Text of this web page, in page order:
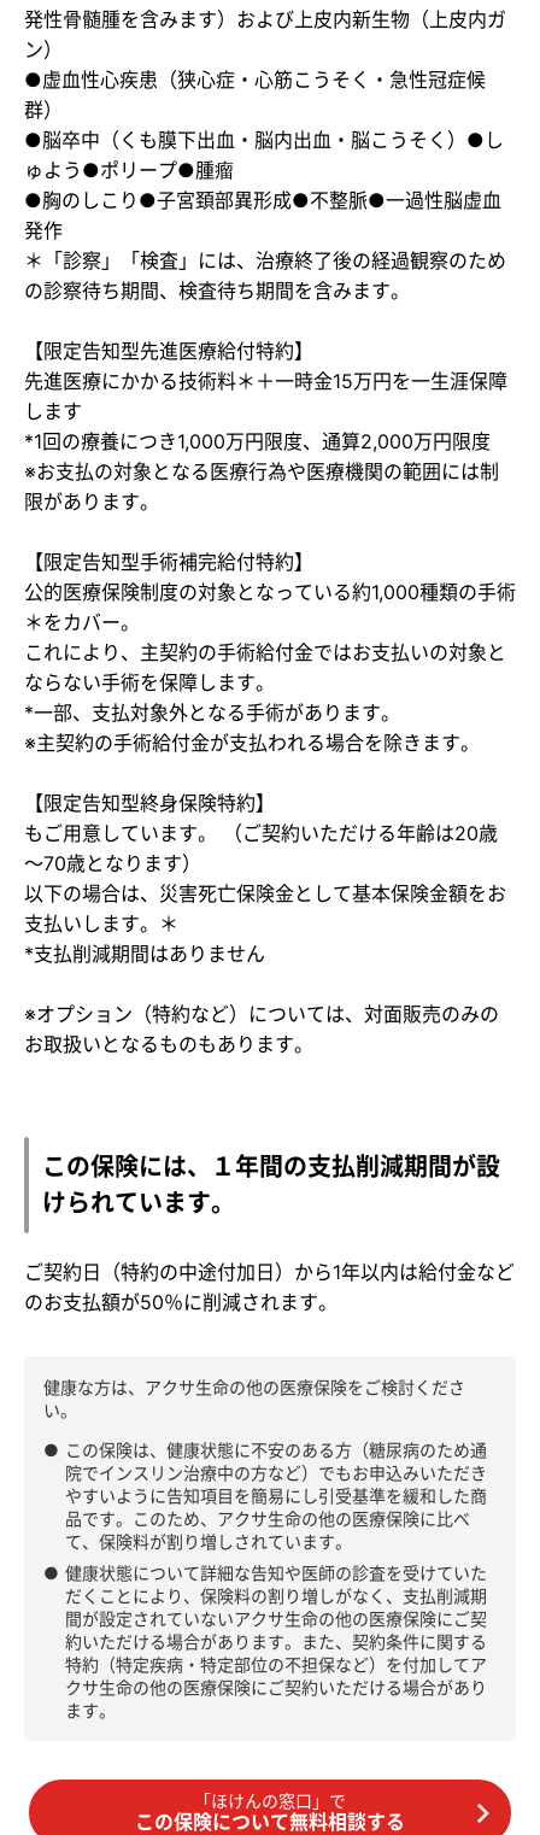
発性骨髄腫を含みます）および上皮内新生物（上皮内ガ
ン）
●虚血性心疾患（狭心症・心筋こうそく・急性冠症候
群）
●脳卒中（くも膜下出血・脳内出血・脳こうそく）●し
ゅよう●ポリープ●腫瘤
●胸のしこり●子宮頚部異形成●不整脈●一過性脳虚血
発作
＊「診察」「検査」には、治療終了後の経過観察のため
の診察待ち期間、検査待ち期間を含みます。
【限定告知型先進医療給付特約】
先進医療にかかる技術料＊＋一時金15万円を一生涯保障
します
*1回の療養につき1,000万円限度、通算2,000万円限度
※お支払の対象となる医療行為や医療機関の範囲には制
限があります。
【限定告知型手術補完給付特約】
公的医療保険制度の対象となっている約1,000種類の手術
＊をカバー。
これにより、主契約の手術給付金ではお支払いの対象と
ならない手術を保障します。
*一部、支払対象外となる手術があります。
※主契約の手術給付金が支払われる場合を除きます。
【限定告知型終身保険特約】
もご用意しています。 （ご契約いただける年齢は20歳
～70歳となります）
以下の場合は、災害死亡保険金として基本保険金額をお
支払いします。＊
​*支払削減期間はありません
※オプション（特約など）については、対面販売のみの
お取扱いとなるものもあります。
この保険には、１年間の支払削減期間が設
けられています。
ご契約日（特約の中途付加日）から1年以内は給付金など
のお支払額が50％に削減されます。
健康な方は、アクサ生命の他の医療保険をご検討くださ
い。
● この保険は、健康状態に不安のある方（糖尿病のため通
院でインスリン治療中の方など）でもお申込みいただき
やすいように告知項目を簡易にし引受基準を緩和した商
品です。このため、アクサ生命の他の医療保険に比べ
て、保険料が割り増しされています。
● 健康状態について詳細な告知や医師の診査を受けていた
だくことにより、保険料の割り増しがなく、支払削減期
間が設定されていないアクサ生命の他の医療保険にご契
約いただける場合があります。また、契約条件に関する
特約（特定疾病・特定部位の不担保など）を付加してア
クサ生命の他の医療保険にご契約いただける場合があり
ます。
「ほけんの窓口」で
この保険について無料相談する